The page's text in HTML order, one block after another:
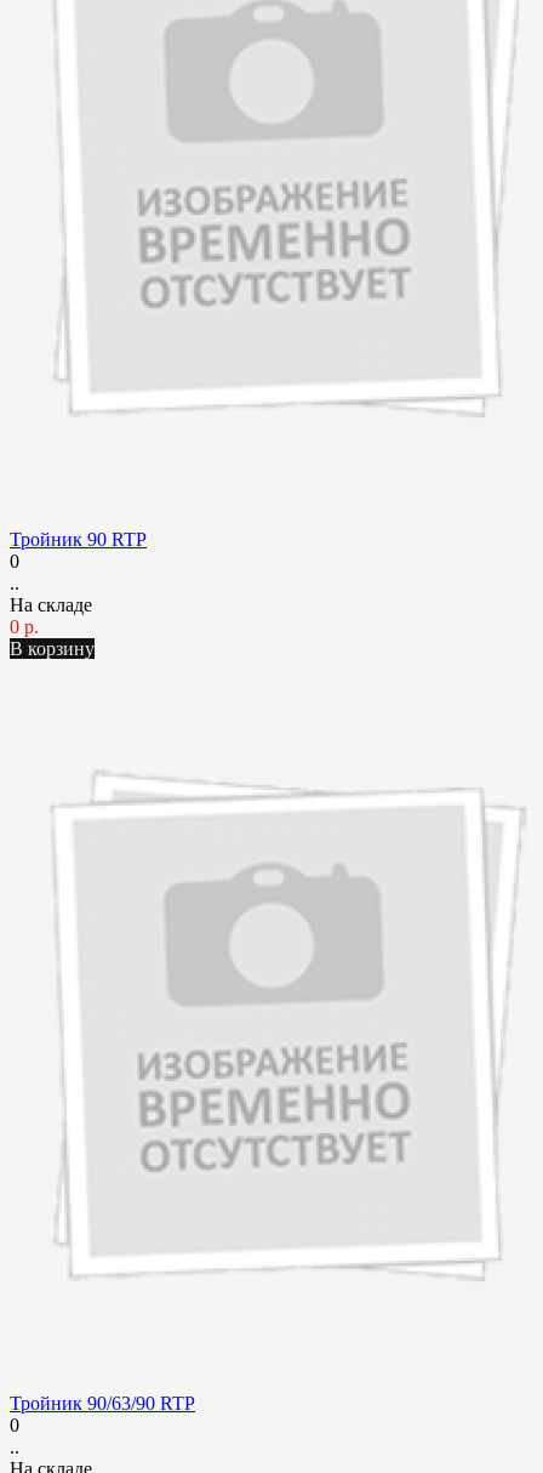
Тройник 90 RTP
0
..
На складе
0 р.
В корзину
Тройник 90/63/90 RTP
0
..